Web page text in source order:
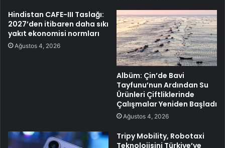
Hindistan CAFE-III Taslağı:
2027’den itibaren daha sıkı
yakıt ekonomisi normları
Ağustos 4, 2026
Albüm: Çin’de Bavi
Tayfunu’nun Ardından Su
Ürünleri Çiftliklerinde
Çalışmalar Yeniden Başladı
Ağustos 4, 2026
Tripy Mobility, Robotaxi
Teknolojisini Türkiye’ye